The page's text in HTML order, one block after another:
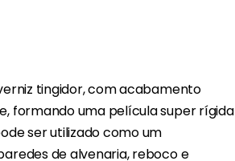
tingidor, com acabamento
formando uma película super rígida
ser utilizado como um
de alvenaria, reboco e